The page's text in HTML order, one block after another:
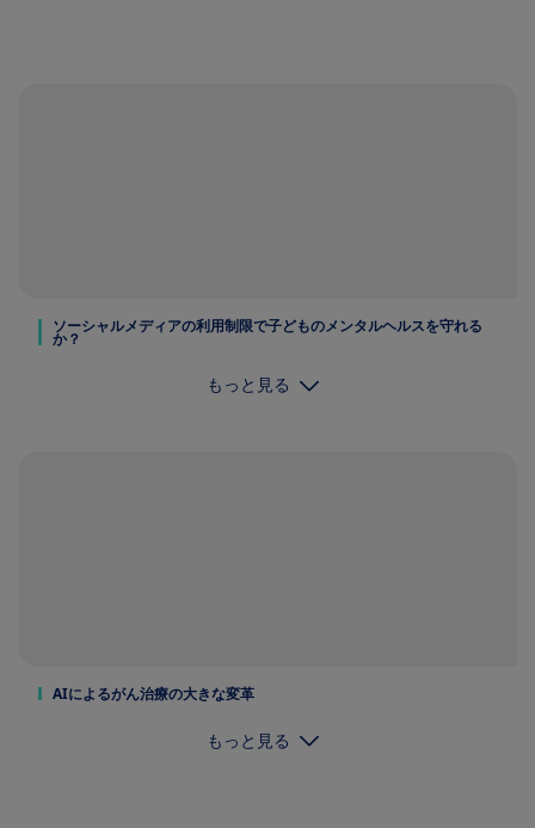
ソーシャルメディアの利用制限で子どものメンタルヘルスを守れる
か？
もっと見る
AIによるがん治療の大きな変革
もっと見る